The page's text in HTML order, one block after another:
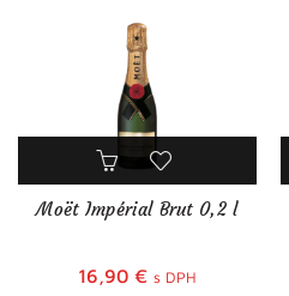
Moët Impérial Brut 0,2 l
16,90 € s DPH